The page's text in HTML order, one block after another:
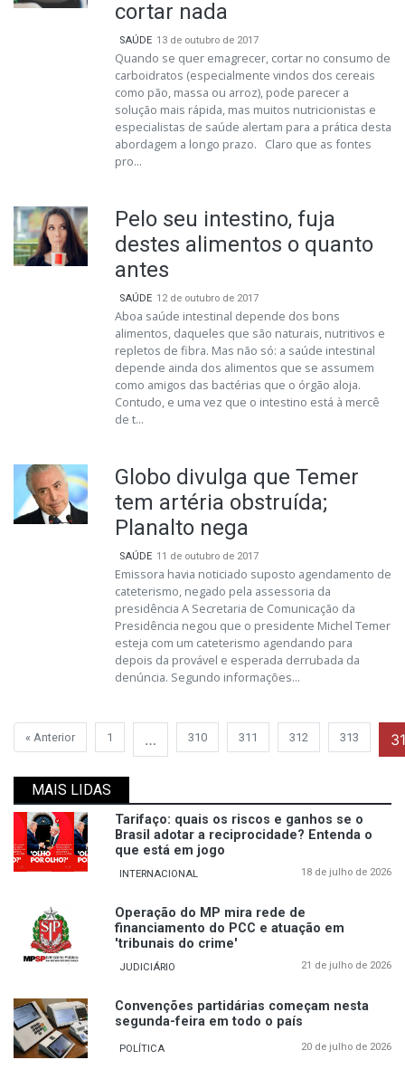
cortar nada
SAÚDE 13 de outubro de 2017
Quando se quer emagrecer, cortar no consumo de
carboidratos (especialmente vindos dos cereais
como pão, massa ou arroz), pode parecer a
solução mais rápida, mas muitos nutricionistas e
especialistas de saúde alertam para a prática desta
abordagem a longo prazo. Claro que as fontes
pro...
Pelo seu intestino, fuja
destes alimentos o quanto
antes
SAÚDE 12 de outubro de 2017
Aboa saúde intestinal depende dos bons
alimentos, daqueles que são naturais, nutritivos e
repletos de fibra. Mas não só: a saúde intestinal
depende ainda dos alimentos que se assumem
como amigos das bactérias que o órgão aloja.
Contudo, e uma vez que o intestino está à mercê
de t...
Globo divulga que Temer
tem artéria obstruída;
Planalto nega
SAÚDE 11 de outubro de 2017
Emissora havia noticiado suposto agendamento de
cateterismo, negado pela assessoria da
presidência A Secretaria de Comunicação da
Presidência negou que o presidente Michel Temer
esteja com um cateterismo agendando para
depois da provável e esperada derrubada da
denúncia. Segundo informações...
« Anterior 1 … 310 311 312 313
MAIS LIDAS
Tarifaço: quais os riscos e ganhos se o
Brasil adotar a reciprocidade? Entenda o
que está em jogo
INTERNACIONAL 18 de julho de 2026
Operação do MP mira rede de
financiamento do PCC e atuação em
'tribunais do crime'
JUDICIÁRIO 21 de julho de 2026
Convenções partidárias começam nesta
segunda-feira em todo o país
POLÍTICA 20 de julho de 2026